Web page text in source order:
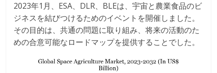
2023年1月、ESA、DLR、BLEは、宇宙と農業食品のビ
ジネスを結びつけるためのイベントを開催しました。
その目的は、共通の問題に取り組み、将来の活動のた
めの合意可能なロードマップを提供することでした。